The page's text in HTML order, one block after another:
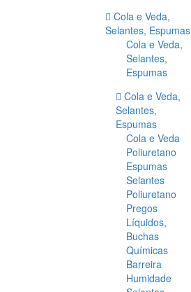
Cola e Veda,
Selantes, Espumas
Cola e Veda,
Selantes,
Espumas
Cola e Veda,
Selantes,
Espumas
Cola e Veda
Poliuretano
Espumas
Selantes
Poliuretano
Pregos
Líquidos,
Buchas
Químicas
Barreira
Humidade